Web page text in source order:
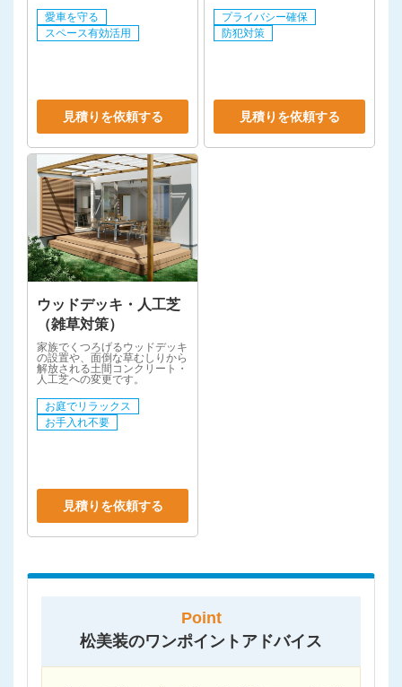
愛車を守る
スペース有効活用
見積りを依頼する
プライバシー確保
防犯対策
見積りを依頼する
ウッドデッキ・人工芝
（雑草対策）
家族でくつろげるウッドデッキ
の設置や、面倒な草むしりから
解放される土間コンクリート・
人工芝への変更です。
お庭でリラックス
お手入れ不要
見積りを依頼する
Point
松美装のワンポイントアドバイス